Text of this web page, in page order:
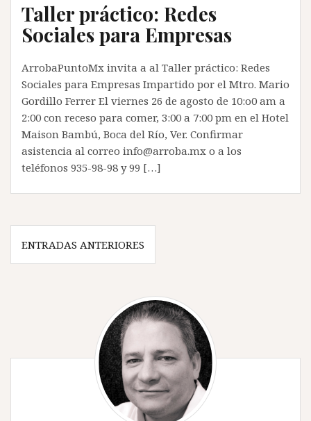
Taller práctico: Redes
Sociales para Empresas
ArrobaPuntoMx invita a al Taller práctico: Redes
Sociales para Empresas Impartido por el Mtro. Mario
Gordillo Ferrer El viernes 26 de agosto de 10:o0 am a
2:00 con receso para comer, 3:00 a 7:00 pm en el Hotel
Maison Bambú, Boca del Río, Ver. Confirmar
asistencia al correo info@arroba.mx o a los
teléfonos 935-98-98 y 99 […]
Navegación
deENTRADAS ANTERIORES